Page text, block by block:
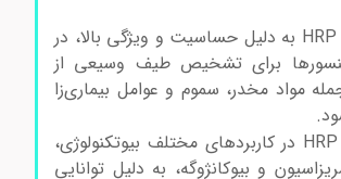
پراکسیداز
HRP به دلیل حساسیت و ویژگی بالا، در
برای تشخیص طیف وسیعی از
مواد مخدر، سموم و عوامل بیماری‌زا
HRP در کاربردهای مختلف بیوتکنولوژی،
و بیوکانژوگه، به دلیل توانایی